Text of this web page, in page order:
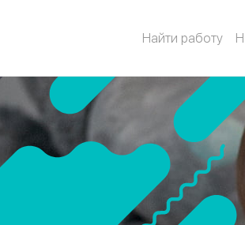
Найти работу